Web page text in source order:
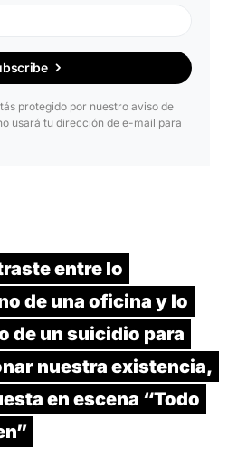
protegido por nuestro aviso de
usará tu dirección de e-mail para
entre lo
de una oficina y lo
de un suicidio para
nuestra existencia,
en escena “Todo